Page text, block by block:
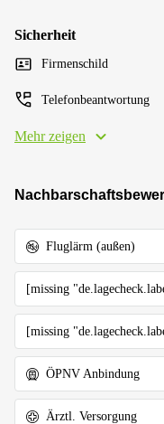
Sicherheit
Firmenschild
Telefonbeantwortung
Mehr zeigen
Fluglärm (außen)
[missing
[missing
ÖPNV Anbindung
Ärztl. Versorgung